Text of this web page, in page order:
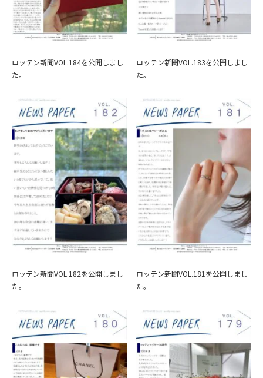
ロッテン新聞VOL.184を公開しまし
た。
ロッテン新聞VOL.183を公開しまし
た。
ロッテン新聞VOL.182を公開しまし
た。
ロッテン新聞VOL.181を公開しまし
た。